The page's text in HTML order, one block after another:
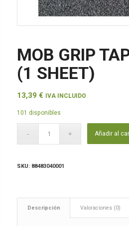
MOB GRIP
(1 SHEET)
13,39 € IVA INCLUIDO
101 disponibles
Añadir al
SKU: 88483040001
Descripción Valoraciones (0)